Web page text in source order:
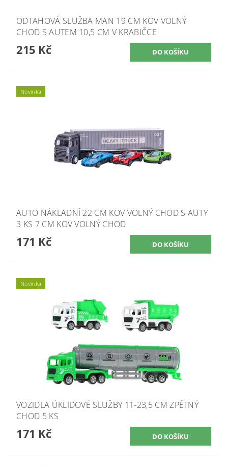
ODTAHOVÁ SLUŽBA MAN 19 CM KOV VOLNÝ
CHOD S AUTEM 10,5 CM V KRABIČCE
215 Kč
Novinka
AUTO NÁKLADNÍ 22 CM KOV VOLNÝ CHOD S AUTY
3 KS 7 CM KOV VOLNÝ CHOD
171 Kč
Novinka
VOZIDLA ÚKLIDOVÉ SLUŽBY 11-23,5 CM ZPĚTNÝ
CHOD 5 KS
171 Kč